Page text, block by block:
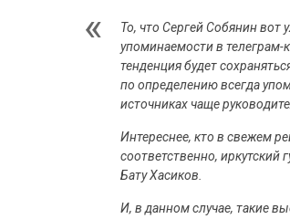
То, что Сергей Собянин вот
упоминаемости в телеграм-
тенденция будет
по определению всегда
источниках чаще
Интереснее, кто в свежем
соответственно, иркутский
Бату Хасиков.
И, в данном случае, такие